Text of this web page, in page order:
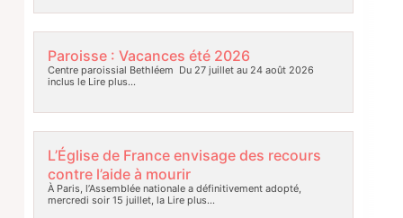
Paroisse : Vacances été 2026
Centre paroissial Bethléem Du 27 juillet au 24 août 2026
inclus leLire plus…
L’Église de France envisage des recours
contre l’aide à mourir
À Paris, l’Assemblée nationale a définitivement adopté,
mercredi soir 15 juillet, laLire plus…